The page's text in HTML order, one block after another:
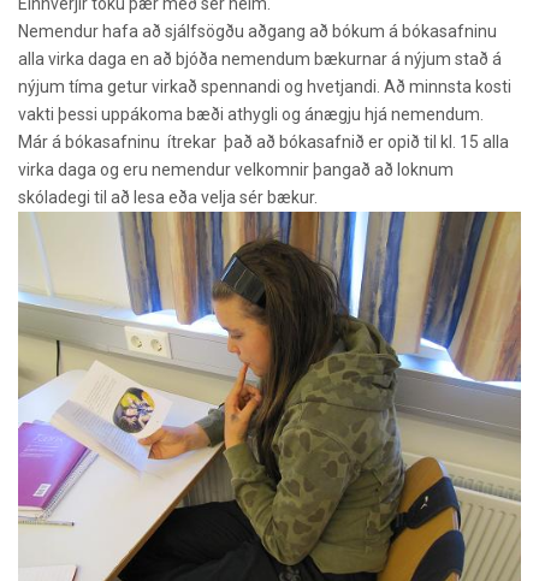
Einhverjir tóku þær með sér heim.
Nemendur hafa að sjálfsögðu aðgang að bókum á bókasafninu
alla virka daga en að bjóða nemendum bækurnar á nýjum stað á
nýjum tíma getur virkað spennandi og hvetjandi. Að minnsta kosti
vakti þessi uppákoma bæði athygli og ánægju hjá nemendum.
Már á bókasafninu ítrekar það að bókasafnið er opið til kl. 15 alla
virka daga og eru nemendur velkomnir þangað að loknum
skóladegi til að lesa eða velja sér bækur.